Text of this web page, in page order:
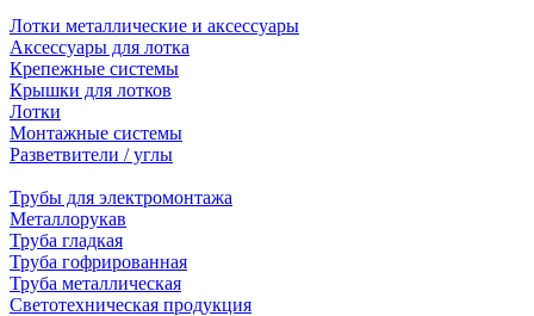
Лотки металлические и аксессуары
Аксессуары для лотка
Крепежные системы
Крышки для лотков
Лотки
Монтажные системы
Разветвители / углы
Трубы для электромонтажа
Металлорукав
Труба гладкая
Труба гофрированная
Труба металлическая
Светотехническая продукция